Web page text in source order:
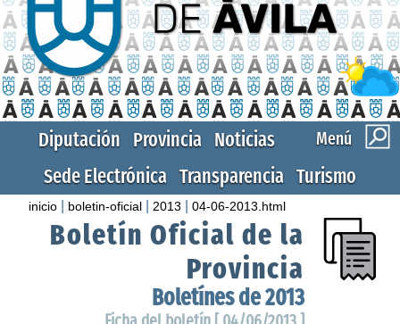
Menú
Diputación Provincia Noticias
Sede Electrónica Transparencia Turismo
inicio boletin-oficial 2013 |04-06-2013.html
Boletín Oficial de la
Provincia
Boletínes de 2013